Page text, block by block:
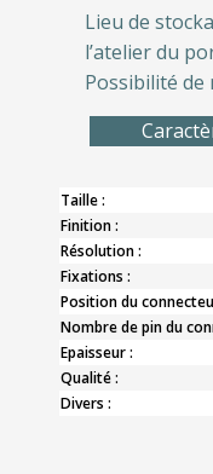
Lieu de
l’atelier du
Possibilité
Taille :
Finition :
Résolution :
Fixations :
Position du
Nombre de pin du
Epaisseur :
Qualité :
Divers :